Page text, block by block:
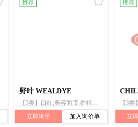
推荐
野叶 WEALDYE
【3类】口红;美容面膜;香精油;化妆品;牙膏;沐浴乳;洗面奶;香水;清洁制剂;香皂
立即询价
加入询价单
推荐
立